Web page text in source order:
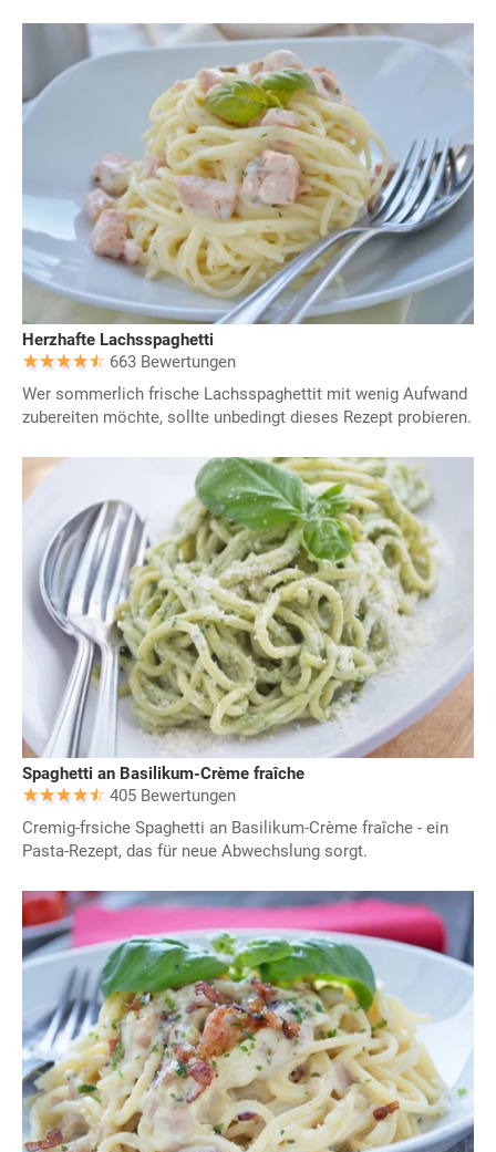
Herzhafte Lachsspaghetti
663 Bewertungen
Wer sommerlich frische Lachsspaghettit mit wenig Aufwand
zubereiten möchte, sollte unbedingt dieses Rezept probieren.
Spaghetti an Basilikum-Crème fraîche
405 Bewertungen
Cremig-frsiche Spaghetti an Basilikum-Crème fraîche - ein
Pasta-Rezept, das für neue Abwechslung sorgt.